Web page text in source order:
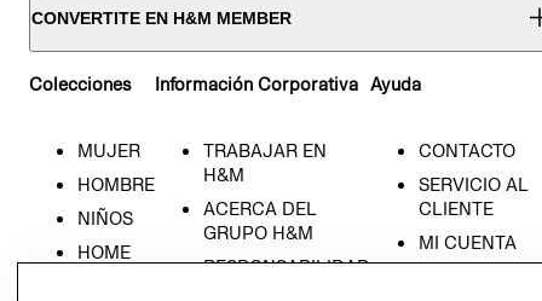
CONVERTITE EN H&M MEMBER
Colecciones
MUJER
HOMBRE
NIÑOS
HOME
Información Corporativa
TRABAJAR EN
H&M
ACERCA DEL
GRUPO H&M
RESPONSABILIDAD
Ayuda
CONTACTO
SERVICIO AL
CLIENTE
MI CUENTA